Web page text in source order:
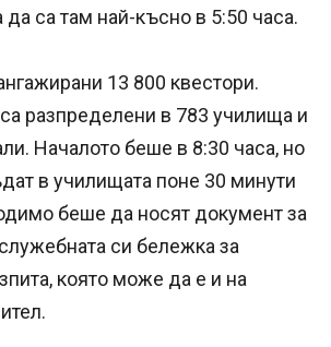
са там най-късно в 5:50 часа.
13 800 квестори.
разпределени в 783 училища и
Началото беше в 8:30 часа, но
в училищата поне 30 минути
беше да носят документ за
си бележка за
която може да е и на